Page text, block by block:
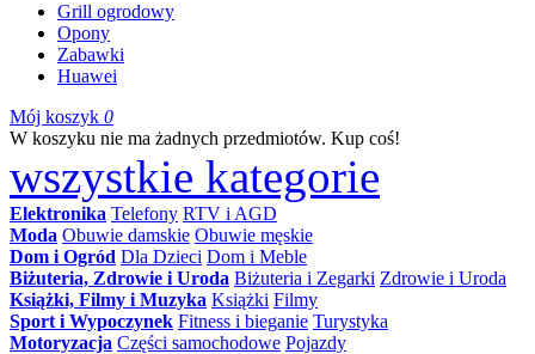
Grill ogrodowy
Opony
Zabawki
Huawei
Mój koszyk 0
W koszyku nie ma żadnych przedmiotów. Kup coś!
wszystkie kategorie
Elektronika Telefony RTV i AGD
Moda Obuwie damskie Obuwie męskie
Dom i Ogród Dla Dzieci Dom i Meble
Biżuteria, Zdrowie i Uroda Biżuteria i Zegarki Zdrowie i Uroda
Książki, Filmy i Muzyka Książki Filmy
Sport i Wypoczynek Fitness i bieganie Turystyka
Motoryzacja Części samochodowe Pojazdy